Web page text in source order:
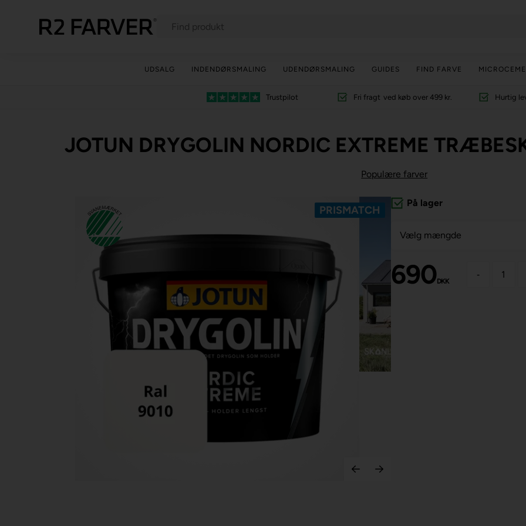
UDSALG INDENDØRSMALING UDENDØRSMALING GUIDES FIND FARVE
Trustpilot Fri fragt ved køb over 499 kr. Hurtig
JOTUN DRYGOLIN NORDIC EXTREME
Populære farver
PRISMATCH
På lager
Vælg mængde
690DKK
-